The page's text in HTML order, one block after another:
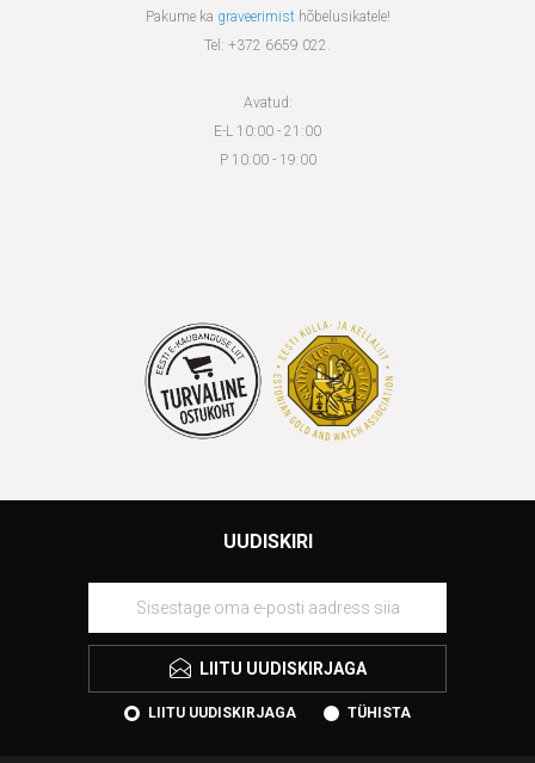
Pakume ka graveerimisthõbelusikatele!
Tel: +372 6659 022.
Avatud:
E-L 10:00 - 21:00
P 10:00 - 19:00
UUDISKIRI
LIITU UUDISKIRJAGA
LIITU UUDISKIRJAGA TÜHISTA